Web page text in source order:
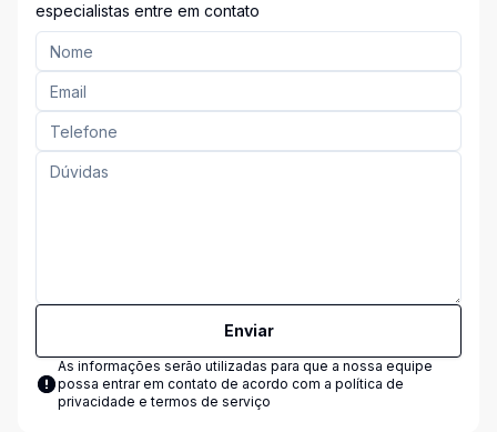
especialistas entre em contato
Enviar
As informações serão utilizadas para que a nossa equipe
possa entrar em contato de acordo com a política de
privacidade e termos de serviço